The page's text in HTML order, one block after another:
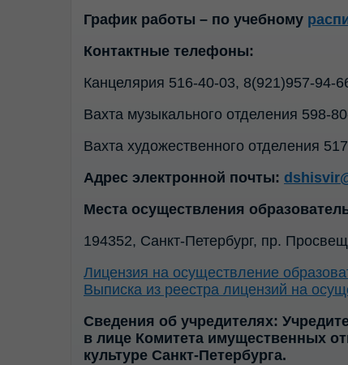
График работы – по учебному
Контактные телефоны:
Канцелярия 516-40-03, 8(921)957-94-
Вахта музыкального отделения 598-
Вахта художественного отделения
Адрес электронной почты:
Места осуществления
194352, Санкт-Петербург, пр.
Лицензия на осуществление
Выписка из реестра лицензий на
Cведения об учредителях:
в лице Комитета имущественных
культуре Санкт-Петербурга.